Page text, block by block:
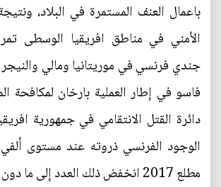
باعمال العنف المستمرة في البلاد،
جندي فرنسي في موريتانيا ومالي
فاسو في إطار العملية بارخان لمكافحة
دائرة القتل الانتقامي في جمهورية
الوجود الفرنسي ذروته عند مستوى
مطلع 2017 انخفض ذلك العدد إلى ما دون 300 جندي.